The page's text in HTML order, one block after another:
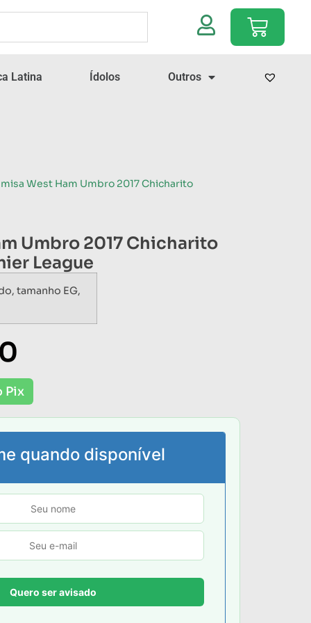
Latina Ídolos Outros
West Ham Umbro 2017 Chicharito
Umbro 2017 Chicharito
League
tamanho EG,
Pix
quando disponível